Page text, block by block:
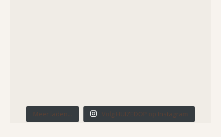
Meer laden... Volg HUIZEDOP op Instagram